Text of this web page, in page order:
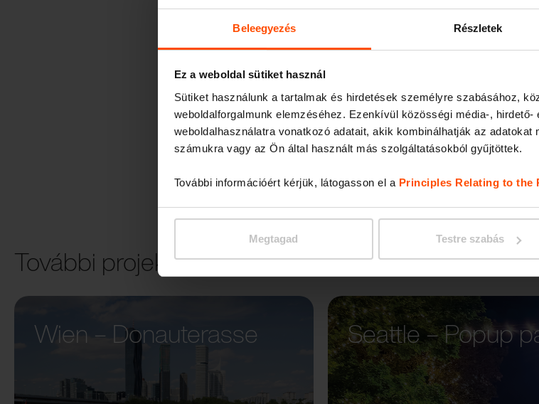
Beleegyezés Részletek
Ez a weboldal sütiket használ
Sütiket használunk a tartalmak és hirdetések személyre szabásához,
weboldalforgalmunk elemzéséhez. Ezenkívül közösségi média-,
weboldalhasználatra vonatkozó adatait, akik kombinálhatják az
számukra vagy az Ön által használt más szolgáltatásokból gyűjtöttek.
További információért kérjük, látogasson el a Principles Relating to the
Megtagad Testre szabás
További projektek
Wien – Donauterasse
Seattle – Popup